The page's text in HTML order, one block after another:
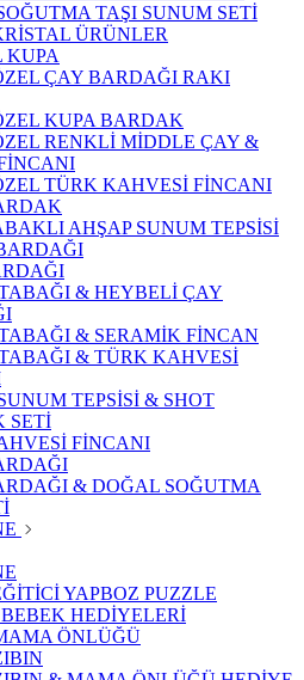
TAŞI SUNUM SETİ
ÜRÜNLER
KUPA
ÇAY BARDAĞI RAKI
KUPA BARDAK
RENKLİ MİDDLE ÇAY &
TÜRK KAHVESİ FİNCANI
AHŞAP SUNUM TEPSİSİ
& HEYBELİ ÇAY
& SERAMİK FİNCAN
& TÜRK KAHVESİ
TEPSİSİ & SHOT
SETİ
FİNCANI
& DOĞAL SOĞUTMA
YAPBOZ PUZZLE
HEDİYELERİ
ÖNLÜĞÜ